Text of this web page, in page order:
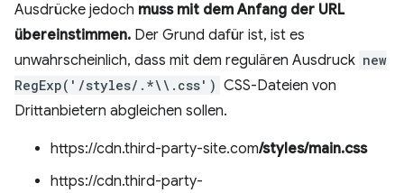
Ausdrücke jedoch muss mit dem Anfang der URL
übereinstimmen. Der Grund dafür ist, ist es
unwahrscheinlich, dass mit dem regulären Ausdruck new
RegExp('/styles/.*\\.css') CSS-Dateien von
Drittanbietern abgleichen sollen.
https://cdn.third-party-site.com/styles/main.css
https://cdn.third-party-